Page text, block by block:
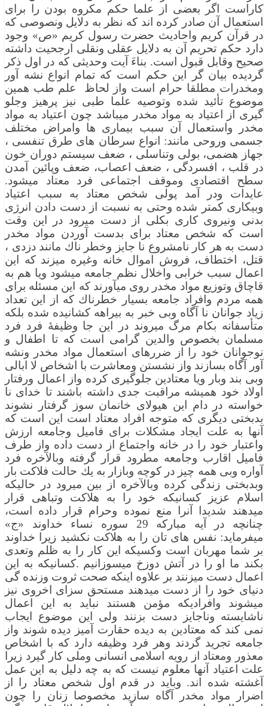
كاراست اگر بعضی از علما حكم مكروه بودن را برای
استعمال آن صادر كرده اند كه نظر به دلایل ونصوصی كه
در قرآن كریم واحادیث حضرت رسول كریم «ص» وجود
دارد حكم تحریم آن به دلایل عقلی ونقلی ارجحیت داشته
صحیح وقابل قبول است. بناءَ آیت وحدیثی كه در اول ذكر
گردیده بیان گر این حكم است كه تمام انواع نشه آور
ومخدرات مطلقا حرام است واز لحاظ علم طب همین
موضوع تأئید شده وتوصیه علما طبی نیز پرهیز وجلو
گیری از اعتیاد به مواد مخدر میباشد چون اعتیاد به مواد
مخدر واستعمال آن سبب بیماری ها وامراض مختلف
جسمی وروحی مانند: انواع سرطان های طرق تنفسی ،
جهاز هضمی، بولی وتناسلی ، ضعف سیستم دوران خون
در قلب ، افسردگی ، ضعف اعصاب، ضعف وپائین آمدن
سطح اقتصادی وموقف اجتماعی فرد معتاد میشود.
عایدات ودر آمد پولی شخص معتاد به سبب اعتیاد
وبیكاری كمتر شده وحتی به نسبت از دست دادن انرژی
بدنی ونیروی كاری بكلی از دست میرود در این وقت
است كه شخص معتاد برای بدست آوردن مواد مخدر
دست به هر كار نامشروع نا جایز وخطر ناك مانند دزدی ،
قتل، اختطاف، فروش اموال خانه وغیره میزند كه این
اعمال سبب خرابی واخلال نظم جامعه میشود ویا هم به
قاچاق وتوزیع مواد مخدر روی میآورند كه این مسئله برای
همه مردم وافراد جامعه بسیار خطرناك كه از این تعداد
زیاد جوانان نا آگاه وبی خبر به بیراهه كشانیده شده بلكه
متأسفانه بكام مرگ میروند در این جا وظیفۀ فرد فرد
مسلمان بخصوص والدین گرامی است كه تا اطفال و
نوجوانان خود را از ضررهای استعمال مواد مخدر ونشه
آور آگاه بسازند واز نشستن ومعاشرت با اشخاص لا ابالی
وبی بند وبار ویا معتادین جلوگیری كرده واز اعمال ورفتار
اولاد خود همیشه مراقبت جدی داشته باشند تا خدای نا
خواسته در دام این هیولای خانمان سوز گرفتار نشوند
بدبختی دیگری كه متوجه افراد معتاد است این است كه
آنها به علت ایجاد مشكلات برای فامیل وجامعه ارزش
واعتبار خود را در خانه واجتماع از دست داده واز طرف
فامیل اقارب وجامعه مطرود قرار گرفته وبالآخره فرد
آواره وبی همه چیز در كوچه وبازار به یك حالت فلاكت بار
وبدبختی زندگی كرده وبالآخره از بین میرود در حالیكه
اسلام عزیز كسانیكه خود را به هلاكت وتباهی قرار
میدهند شدیدا آنرا منع نموده وحرام قرار داده است،
چنانچه در آیه مباركه 29 سوره نساء خداوند «ج»
میفرماید: نفس های تان را به هلاکت نكشید زیرا خداوند
بر شما مهربان است وكسیكه این كار را به ظلم وتعدی
بكند ما او را در آتش دوزخ میسوزانیم .كسانیكه به این
اعمال دست میزنند بر علاوه اینكه صحت ثروت وزنده گی
دنیای خود را از دست میدهند مستحق سزای اخروی نیز
میشوند وافرادیكه مؤمن هستند نباید به این اعمال
ناشایسته وناجایز دست بزنند ولی این موضوع ایجاب
نمی كند كه معتادین به دیده حقارت آمیز دیده شوند واز
جامعه تجرید گردند وهر فرد وظیفه دارد كه با اشخاص
معذور ومعتاد از رویه اسلامی انسانی وملی كار گیرد زیرا
علت اعتیاد آنها معلوم نیست كه به چه دلیل به این عمل
آغشته شده اند. وباید در قدم اول شخص معتاد را از
اضرار مواد مخدر آگاه سازید مخصوصا زنان را چون